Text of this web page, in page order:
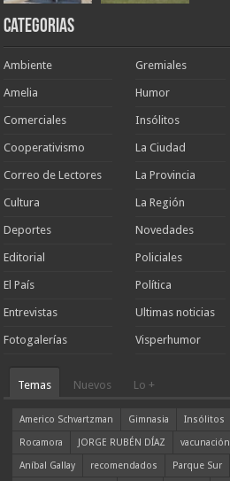
Categorias
Ambiente
Amelia
Comerciales
Cooperativismo
Correo de Lectores
Cultura
Deportes
Editorial
El País
Entrevistas
Fotogalerías
Gremiales
Humor
Insólitos
La Ciudad
La Provincia
La Región
Novedades
Policiales
Política
Ultimas noticias
Visperhumor
Temas Nuevos Lo +
Americo Schvartzman Gimnasia Insólitos
Rocamora
JORGE RUBÉN DÍAZ vacunación
Aníbal Gallay
recomendados Parque Sur